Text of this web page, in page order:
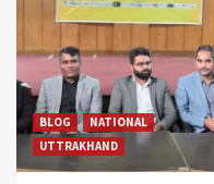
BLOG
NATIONAL
UTTRAKHAND